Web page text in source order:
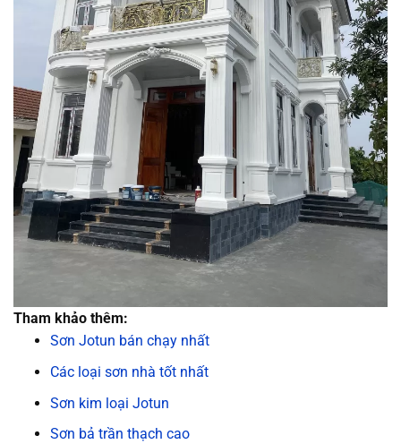
Tham khảo thêm:
Sơn Jotun bán chạy nhất
Các loại sơn nhà tốt nhất
Sơn kim loại Jotun
Sơn bả trần thạch cao